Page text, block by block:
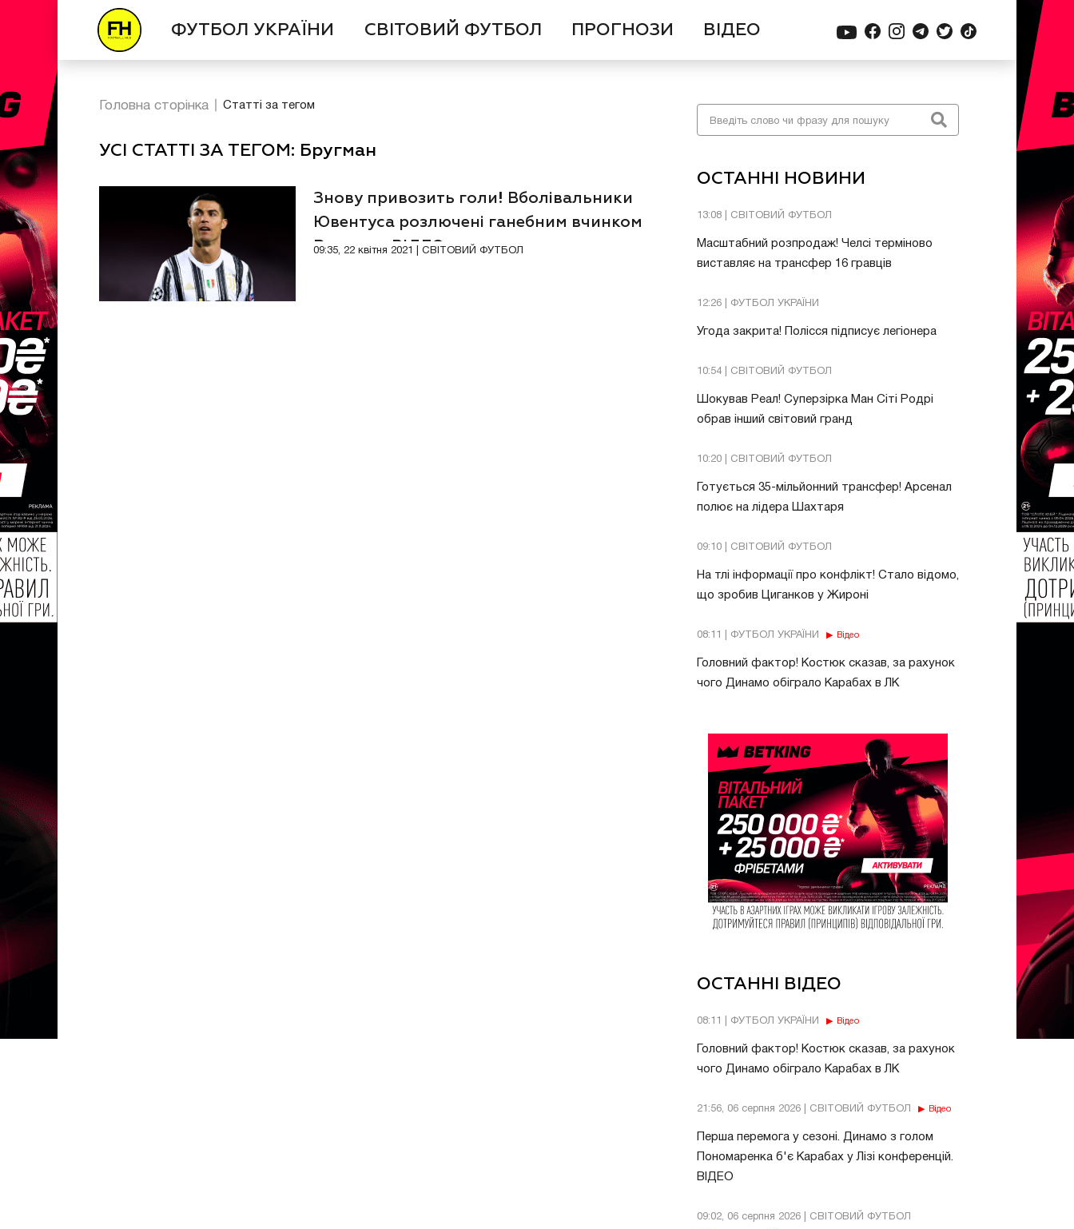
ФУТБОЛ УКРАЇНИ СВІТОВИЙ ФУТБОЛ ПРОГНОЗИ ВІДЕО
ОСТАННІ НОВИНИ
13:08 | СВІТОВИЙ ФУТБОЛ
Масштабний розпродаж! Челсі терміново
виставляє на трансфер 16 гравців
12:26 | ФУТБОЛ УКРАЇНИ
Угода закрита! Полісся підписує легіонера
10:54 | СВІТОВИЙ ФУТБОЛ
Шокував Реал! Суперзірка Ман Сіті Родрі
обрав інший світовий гранд
10:20 | СВІТОВИЙ ФУТБОЛ
Готується 35-мільйонний трансфер! Арсенал
полює на лідера Шахтаря
09:10 | СВІТОВИЙ ФУТБОЛ
На тлі інформації про конфлікт! Стало відомо,
що зробив Циганков у Жироні
08:11 | ФУТБОЛ УКРАЇНИ Відео
Головний фактор! Костюк сказав, за рахунок
чого Динамо обіграло Карабах в ЛК
ОСТАННІ ВІДЕО
08:11 | ФУТБОЛ УКРАЇНИ Відео
Головний фактор! Костюк сказав, за рахунок
чого Динамо обіграло Карабах в ЛК
21:56, 06 серпня 2026 | СВІТОВИЙ ФУТБОЛ Відео
Перша перемога у сезоні. Динамо з голом
Пономаренка б'є Карабах у Лізі конференцій.
ВІДЕО
09:02, 06 серпня 2026 | СВІТОВИЙ ФУТБОЛ
Головна сторінка Статті за тегом
УСІ СТАТТІ ЗА ТЕГОМ: Бругман
Знову привозить голи! Вболівальники
Ювентуса розлючені ганебним вчинком
Роналду. ВІДЕО
09:35, 22 квітня 2021 | СВІТОВИЙ ФУТБОЛ